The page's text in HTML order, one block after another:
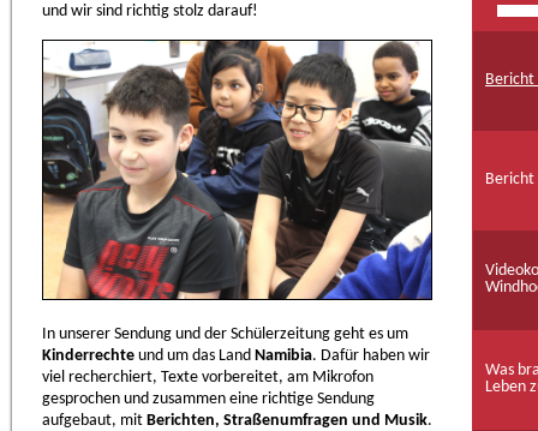
Bericht
Bericht
Was
Leben
und wir sind richtig stolz darauf!
In unserer Sendung und der Schülerzeitung geht es um
Kinderrechte und um das Land Namibia. Dafür haben wir
viel recherchiert, Texte vorbereitet, am Mikrofon
gesprochen und zusammen eine richtige Sendung
aufgebaut, mit Berichten, Straßenumfragen und Musik.